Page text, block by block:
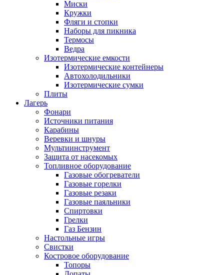
Миски
Кружки
Фляги и стопки
Наборы для пикника
Термосы
Ведра
Изотермические емкости
Изотермические контейнеры
Автохолодильники
Изотермические сумки
Плиты
Лагерь
Фонари
Источники питания
Карабины
Веревки и шнуры
Мультиинструмент
Защита от насекомых
Топливное оборудование
Газовые обогреватели
Газовые горелки
Газовые резаки
Газовые паяльники
Спиртовки
Грелки
Газ Бензин
Настольные игры
Свистки
Костровое оборудование
Топоры